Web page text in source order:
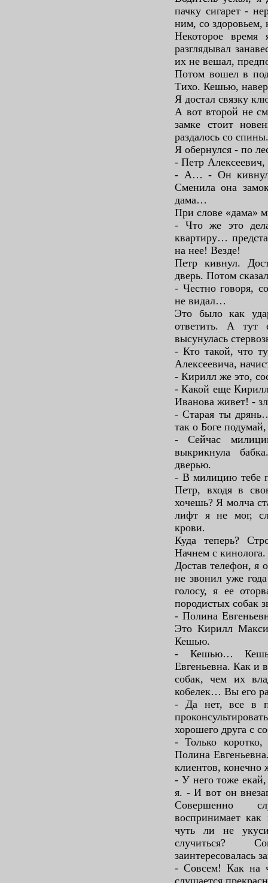
пачку сигарет -
ним, со здоровьем,
Некоторое
разглядывал
их не вешал,
Потом вошел в
Тихо. Кешью,
Я достал связку
А вот второй не
замке стоит
раздалось со спины.
Я обернулся - по
- Петр
- А… - Он кивнул.
Сменила она
дама…
При слове «дама»
- Что же это
квартиру…
на нее! Везде!
Петр кивнул.
дверь. Потом
- Честно говоря,
не видал…
Это было как
ответить. А тут
высунулась
- Кто такой, что
Алексеевича,
- Кирилл же это,
- Какой еще
Иванова живет! -
- Старая ты
так о Боге
- Сейчас
выкрикнула
дверью.
- В милицию тебе
Петр, входя в
хочешь? Я молча
лифт я не мог,
крови.
Куда теперь?
Начнем с кинолога.
Достав телефон, я
не звонил уже
голосу, я ее
породистых собак
- Полина
Это Кирилл
Кешью.
- Кешью…
Евгеньевна. Как и
собак, чем их
кобелек… Вы его
- Да нет, все в
хорошего друга с
- Только
Полина
клиентов, конечно
- У него тоже
я. - И вот он
Совершенно
воспринимает как
чуть ли не
случиться?
заинтересовалась
- Совсем! Как на
слушается